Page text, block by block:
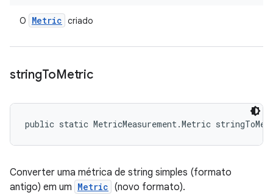
O Metric criado
stringToMetric
public static MetricMeasurement.Metric
Converter uma métrica de string simples (formato
antigo) em um Metric (novo formato).